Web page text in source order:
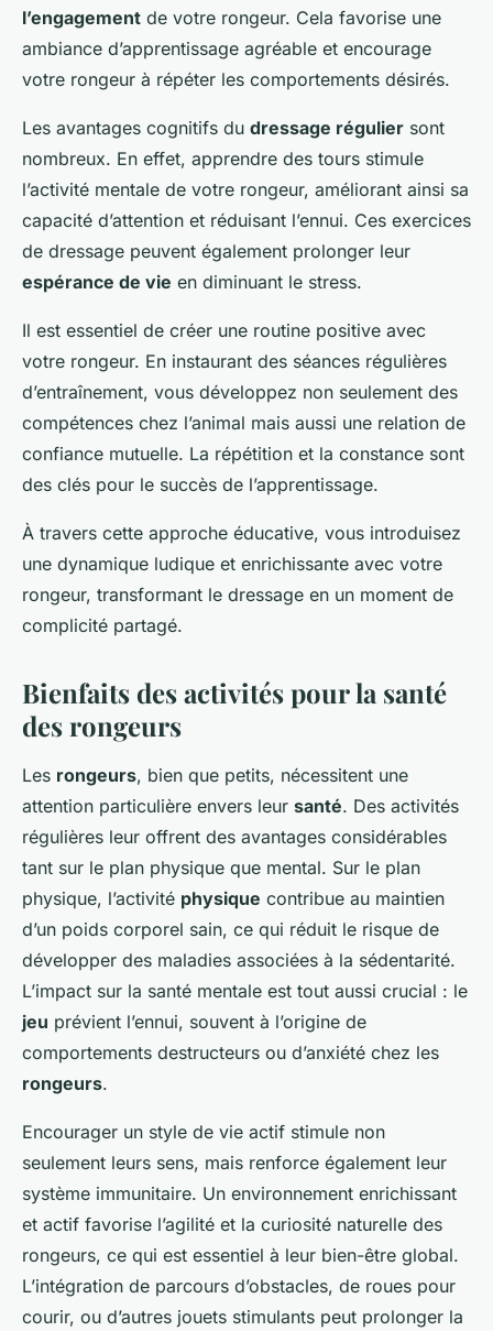
l’engagement de votre rongeur. Cela favorise une
ambiance d’apprentissage agréable et encourage
votre rongeur à répéter les comportements désirés.
Les avantages cognitifs du dressage régulier sont
nombreux. En effet, apprendre des tours stimule
l’activité mentale de votre rongeur, améliorant ainsi sa
capacité d’attention et réduisant l’ennui. Ces exercices
de dressage peuvent également prolonger leur
espérance de vie en diminuant le stress.
Il est essentiel de créer une routine positive avec
votre rongeur. En instaurant des séances régulières
d’entraînement, vous développez non seulement des
compétences chez l’animal mais aussi une relation de
confiance mutuelle. La répétition et la constance sont
des clés pour le succès de l’apprentissage.
À travers cette approche éducative, vous introduisez
une dynamique ludique et enrichissante avec votre
rongeur, transformant le dressage en un moment de
complicité partagé.
Bienfaits des activités pour la santé
des rongeurs
Les rongeurs, bien que petits, nécessitent une
attention particulière envers leur santé. Des activités
régulières leur offrent des avantages considérables
tant sur le plan physique que mental. Sur le plan
physique, l’activité physique contribue au maintien
d’un poids corporel sain, ce qui réduit le risque de
développer des maladies associées à la sédentarité.
L’impact sur la santé mentale est tout aussi crucial : le
jeu prévient l’ennui, souvent à l’origine de
comportements destructeurs ou d’anxiété chez les
rongeurs.
Encourager un style de vie actif stimule non
seulement leurs sens, mais renforce également leur
système immunitaire. Un environnement enrichissant
et actif favorise l’agilité et la curiosité naturelle des
rongeurs, ce qui est essentiel à leur bien-être global.
L’intégration de parcours d’obstacles, de roues pour
courir, ou d’autres jouets stimulants peut prolonger la